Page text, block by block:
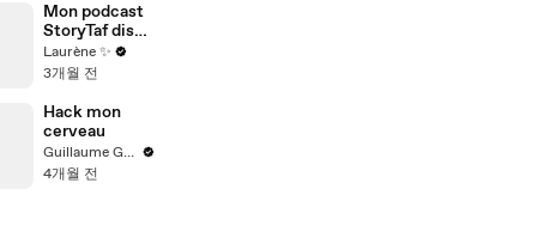
Mon podcast
StoryTaf dispo
partout.
Épisode 16 :
anecdotes de
taf dans le
milieu des
assos
Laurène ✨
3개월 전
Hack mon
cerveau
Guillaume Genou
4개월 전